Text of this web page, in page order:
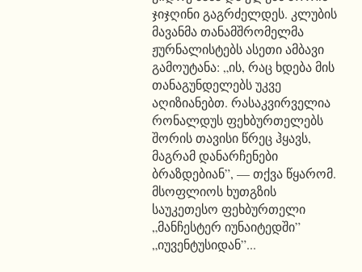
ჯიჯღინი გაგრძელდეს. კლუბის
მავანმა თანამშრომელმა
ჟურნალისტებს ასეთი ამბავი
გამოუტანა: „ის, რაც ხდება მის
თანაგუნდელებს უკვე
აღიზიანებთ. რასაკვირველია
რონალდუს ფეხბურთელებს
შორის თავისი წრეც ჰყავს,
მაგრამ დანარჩენები
ბრაზდებიან”, — თქვა წყარომ.
მსოფლიოს ხუთგზის
საუკეთესო ფეხბურთელი
„მანჩესტერ იუნაიტედში”
„იუვენტუსიდან”...